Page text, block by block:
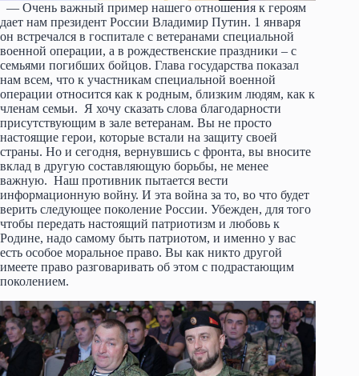
— Очень важный пример нашего отношения к героям
дает нам президент России Владимир Путин. 1 января
он встречался в госпитале с ветеранами специальной
военной операции, а в рождественские праздники – с
семьями погибших бойцов. Глава государства показал
нам всем, что к участникам специальной военной
операции относится как к родным, близким людям, как к
членам семьи. Я хочу сказать слова благодарности
присутствующим в зале ветеранам. Вы не просто
настоящие герои, которые встали на защиту своей
страны. Но и сегодня, вернувшись с фронта, вы вносите
вклад в другую составляющую борьбы, не менее
важную. Наш противник пытается вести
информационную войну. И эта война за то, во что будет
верить следующее поколение России. Убежден, для того
чтобы передать настоящий патриотизм и любовь к
Родине, надо самому быть патриотом, и именно у вас
есть особое моральное право. Вы как никто другой
имеете право разговаривать об этом с подрастающим
поколением.